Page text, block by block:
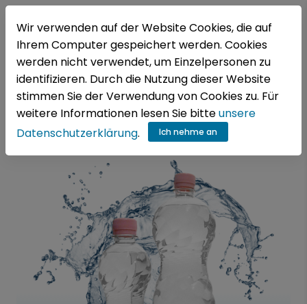
DE
Asvanyviz ivoviz
Aqua friss, Produkte
Wir verwenden auf der Website Cookies, die auf
Ihrem Computer gespeichert werden. Cookies
werden nicht verwendet, um Einzelpersonen zu
identifizieren. Durch die Nutzung dieser Website
stimmen Sie der Verwendung von Cookies zu. Für
weitere Informationen lesen Sie bitteunsere
Datenschutzerklärung. Ich nehme an